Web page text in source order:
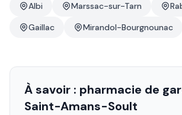
Albi Marssac-sur-Tarn
Gaillac
Mirandol-Bourgnounac
À savoir : pharmacie de
Saint-Amans-Soult